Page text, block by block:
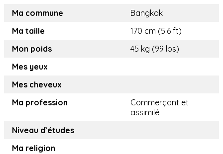
Ma commune
Bangkok
Ma taille
170 cm (5.6 ft)
Mon poids
45 kg (99 lbs)
Mes yeux
Mes cheveux
Ma profession
Commerçant et
assimilé
Niveau d’études
Ma religion